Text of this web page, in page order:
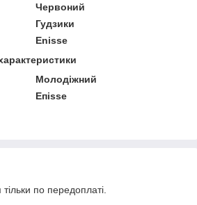
Червоний
Гудзики
Enisse
Молодіжний
Епіѕѕе
по передоплаті.